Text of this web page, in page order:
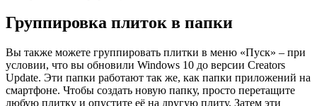
Группировка плиток в папки
Вы также можете группировать плитки в меню «Пуск» – при
условии, что вы обновили Windows 10 до версии Creators
Update. Эти папки работают так же, как папки приложений на
смартфоне. Чтобы создать новую папку, просто перетащите
любую плитку и опустите её на другую плиту. Затем эти